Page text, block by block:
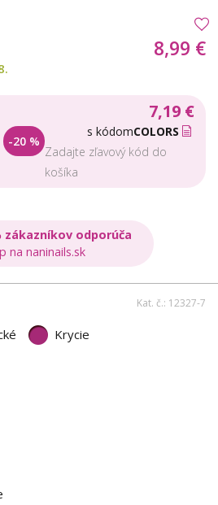
8,99 €
-20 %
7,19 €
s kódomCOLORS
Zadajte zľavový kód do
košíka
zákazníkov odporúča
na naninails.sk
Kat. č.: 12327-7
Krycie